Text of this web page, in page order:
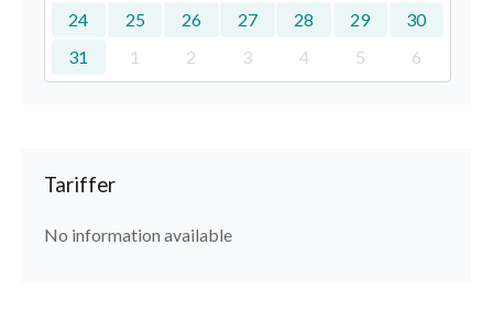
24
25 26 27 28 29
30
31
1 2 3 4 5 6
Tariffer
No information available